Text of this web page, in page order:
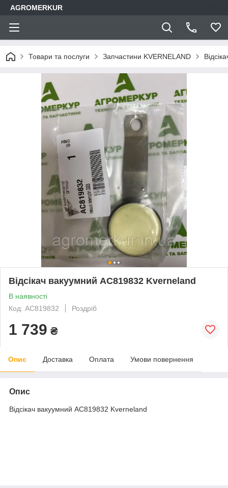
AGROMERKUR
Товари та послуги Запчастини KVERNELAND
Відсікач вакуумний AC819832 Kverneland
В наявності
Код: AC819832
Роздріб
1 739 ₴
Опис Доставка Оплата Умови повернення
Опис
Відсікач вакуумний AC819832 Kverneland